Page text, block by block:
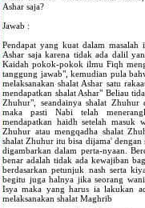
Ashar saja?
Jawab :
Pendapat yang kuat dalam
Ashar saja karena tidak ada dalil
Kaidah pokok-pokok ilmu Fiqh
tanggung jawab", kemudian pula
melaksanakan shalat Ashar satu
mendapatkan shalat Ashar" Beliau
Zhuhur", seandainya shalat
maka pasti Nabi telah
mendapatkan haidh setelah masuk
Zhuhur atau mengqadha shalat
shalat Zhuhur itu bisa dijama'
digambarkan dalam perta-nyaan.
benar adalah tidak ada kewajiban
berdasarkan petunjuk nash serta
begitu juga halnya jika seorang
Isya maka yang harus ia lakukan
melaksanakan shalat Maghrib